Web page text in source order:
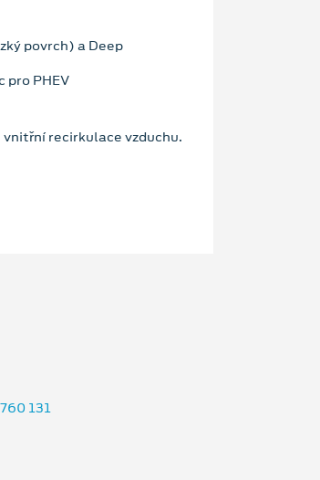
povrch) a Deep
pro PHEV
recirkulace vzduchu.
131